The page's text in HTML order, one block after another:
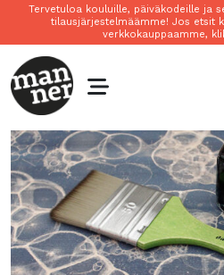
Tervetuloa kouluille, päiväkodeille ja
tilausjärjestelmäämme! Jos etsit
verkkokauppaamme,